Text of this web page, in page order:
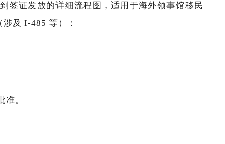
签证发放的详细流程图，适用于海外领事馆移民
及 I-485 等）：
。